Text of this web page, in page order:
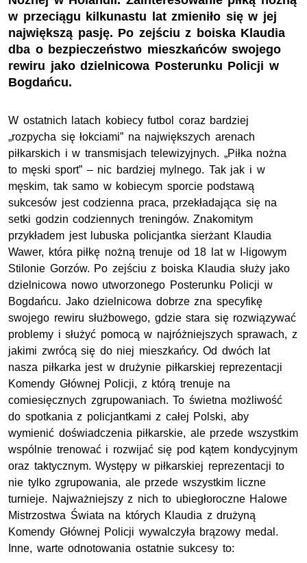
w przeciągu kilkunastu lat zmieniło się w jej
największą pasję. Po zejściu z boiska Klaudia
dba o bezpieczeństwo mieszkańców swojego
rewiru jako dzielnicowa Posterunku Policji w
Bogdańcu.
W ostatnich latach kobiecy futbol coraz bardziej
„rozpycha się łokciami” na największych arenach
piłkarskich i w transmisjach telewizyjnych. „Piłka nożna
to męski sport” – nic bardziej mylnego. Tak jak i w
męskim, tak samo w kobiecym sporcie podstawą
sukcesów jest codzienna praca, przekładająca się na
setki godzin codziennych treningów. Znakomitym
przykładem jest lubuska policjantka sierżant Klaudia
Wawer, która piłkę nożną trenuje od 18 lat w I-ligowym
Stilonie Gorzów. Po zejściu z boiska Klaudia służy jako
dzielnicowa nowo utworzonego Posterunku Policji w
Bogdańcu. Jako dzielnicowa dobrze zna specyfikę
swojego rewiru służbowego, gdzie stara się rozwiązywać
problemy i służyć pomocą w najróżniejszych sprawach, z
jakimi zwrócą się do niej mieszkańcy. Od dwóch lat
nasza piłkarka jest w drużynie piłkarskiej reprezentacji
Komendy Głównej Policji, z którą trenuje na
comiesięcznych zgrupowaniach. To świetna możliwość
do spotkania z policjantkami z całej Polski, aby
wymienić doświadczenia piłkarskie, ale przede wszystkim
wspólnie trenować i rozwijać się pod kątem kondycyjnym
oraz taktycznym. Występy w piłkarskiej reprezentacji to
nie tylko zgrupowania, ale przede wszystkim liczne
turnieje. Najważniejszy z nich to ubiegłoroczne Halowe
Mistrzostwa Świata na których Klaudia z drużyną
Komendy Głównej Policji wywalczyła brązowy medal.
Inne, warte odnotowania ostatnie sukcesy to: